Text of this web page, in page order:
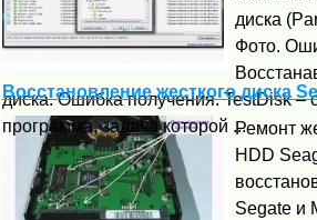
диска
Фото.
диска. Ошибка получения. TestDisk –
программа, задача которой ...
Восстановление жесткого диска
Ремонт
HDD
Segate и